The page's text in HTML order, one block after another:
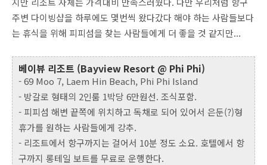
주변 다이빙샵을 하루에도 몇번씩 왔다갔다 해야 하는 사람들보다
는 휴식을 위해 피피섬을 찾는 사람들에게 더 좋을 것 같지만...
베이뷰 리조트 (Bayview Resort @ Phi Phi)
-69 Moo 7, Laem Hin Beach, Phi Phi Island
- 방갈로 형태의 2인룸 1박당 6만원선. 조식포함.
- 피피섬 해변 끝쪽에 위치하고 독채로 되어 있어서 은둔(?)형
휴가를 원하는 사람들에게 강추.
- 리조트에서 항구까지는 걸어서 10분 정도 소요. 호텔에서 항
구까지 롱테일 보트를 무료로 운행한다.